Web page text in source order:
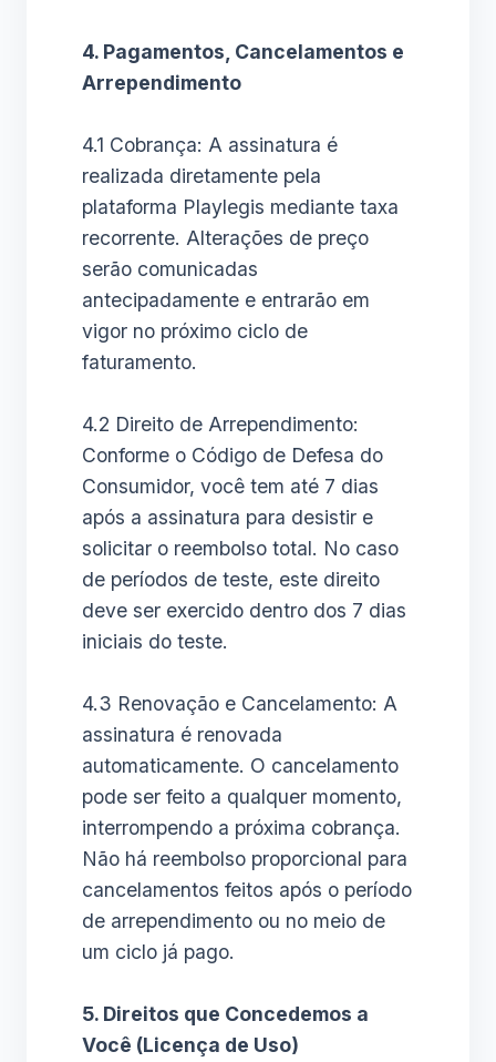
4. Pagamentos, Cancelamentos e
Arrependimento
4.1 Cobrança: A assinatura é
realizada diretamente pela
plataforma Playlegis mediante taxa
recorrente. Alterações de preço
serão comunicadas
antecipadamente e entrarão em
vigor no próximo ciclo de
faturamento.
4.2 Direito de Arrependimento:
Conforme o Código de Defesa do
Consumidor, você tem até 7 dias
após a assinatura para desistir e
solicitar o reembolso total. No caso
de períodos de teste, este direito
deve ser exercido dentro dos 7 dias
iniciais do teste.
4.3 Renovação e Cancelamento: A
assinatura é renovada
automaticamente. O cancelamento
pode ser feito a qualquer momento,
interrompendo a próxima cobrança.
Não há reembolso proporcional para
cancelamentos feitos após o período
de arrependimento ou no meio de
um ciclo já pago.
5. Direitos que Concedemos a
Você (Licença de Uso)